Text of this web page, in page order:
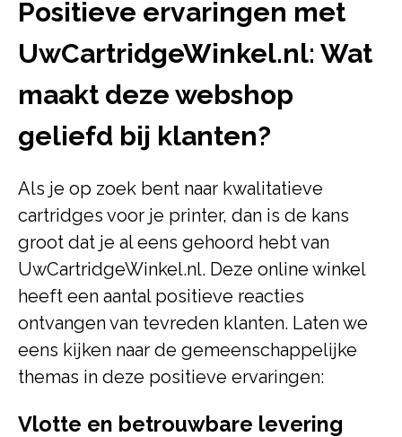
Positieve ervaringen met
UwCartridgeWinkel.nl: Wat
maakt deze webshop
geliefd bij klanten?
Als je op zoek bent naar kwalitatieve
cartridges voor je printer, dan is de kans
groot dat je al eens gehoord hebt van
UwCartridgeWinkel.nl. Deze online winkel
heeft een aantal positieve reacties
ontvangen van tevreden klanten. Laten we
eens kijken naar de gemeenschappelijke
themas in deze positieve ervaringen:
Vlotte en betrouwbare levering